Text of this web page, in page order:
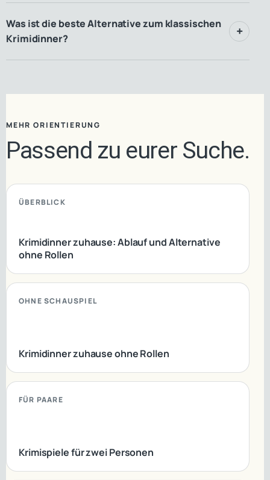
Was ist die beste Alternative zum klassischen
Krimidinner?
MEHR ORIENTIERUNG
Passend zu eurer Suche.
ÜBERBLICK
Krimidinner zuhause: Ablauf und Alternative
ohne Rollen
OHNE SCHAUSPIEL
Krimidinner zuhause ohne Rollen
FÜR PAARE
Krimispiele für zwei Personen